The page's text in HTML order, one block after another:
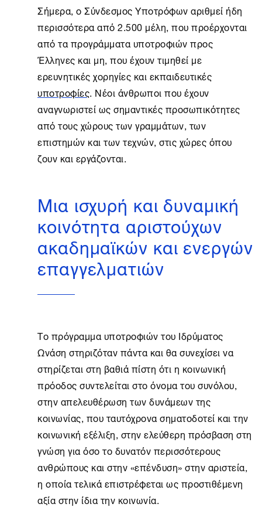
Σήμερα, οΣύνδεσμος Υποτρόφωναριθμεί ήδη
περισσότερα από 2.500 μέλη, που προέρχονται
από τα προγράμματα υποτροφιών προς
Έλληνες και μη, που έχουν τιμηθεί με
ερευνητικές χορηγίες και εκπαιδευτικές
υποτροφίες. Νέοι άνθρωποι που έχουν
αναγνωριστεί ως σημαντικές προσωπικότητες
από τους χώρους των γραμμάτων, των
επιστημών και των τεχνών, στις χώρες όπου
ζουν και εργάζονται.
Μια ισχυρή και δυναμική
κοινότητα αριστούχων
ακαδημαϊκών και ενεργών
επαγγελματιών
Το πρόγραμμα υποτροφιών του Ιδρύματος
Ωνάση στηριζόταν πάντα και θα συνεχίσει να
στηρίζεται στη βαθιά πίστη ότι η κοινωνική
πρόοδος συντελείται στο όνομα του συνόλου,
στην απελευθέρωση των δυνάμεων της
κοινωνίας, που ταυτόχρονα σηματοδοτεί και την
κοινωνική εξέλιξη, στην ελεύθερη πρόσβαση στη
γνώση για όσο το δυνατόν περισσότερους
ανθρώπους και στην «επένδυση» στην αριστεία,
η οποία τελικά επιστρέφεται ως προστιθέμενη
αξία στην ίδια την κοινωνία.